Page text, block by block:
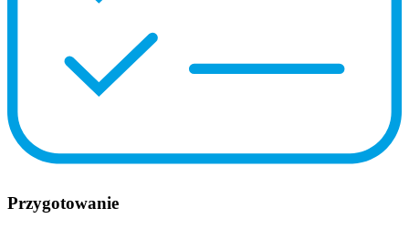
Przygotowanie